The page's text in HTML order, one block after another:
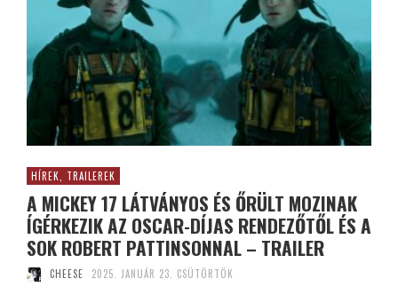
HÍREK, TRAILEREK
A MICKEY 17 LÁTVÁNYOS ÉS ŐRÜLT MOZINAK
ÍGÉRKEZIK AZ OSCAR-DÍJAS RENDEZŐTŐL ÉS A
SOK ROBERT PATTINSONNAL – TRAILER
CHEESE 2025. JANUÁR 23. CSÜTÖRTÖK